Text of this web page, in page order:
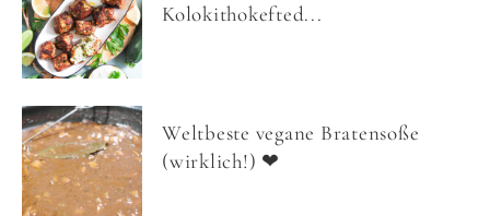
Kolokithokefted...
Weltbeste vegane Bratensoße
(wirklich!) ❤